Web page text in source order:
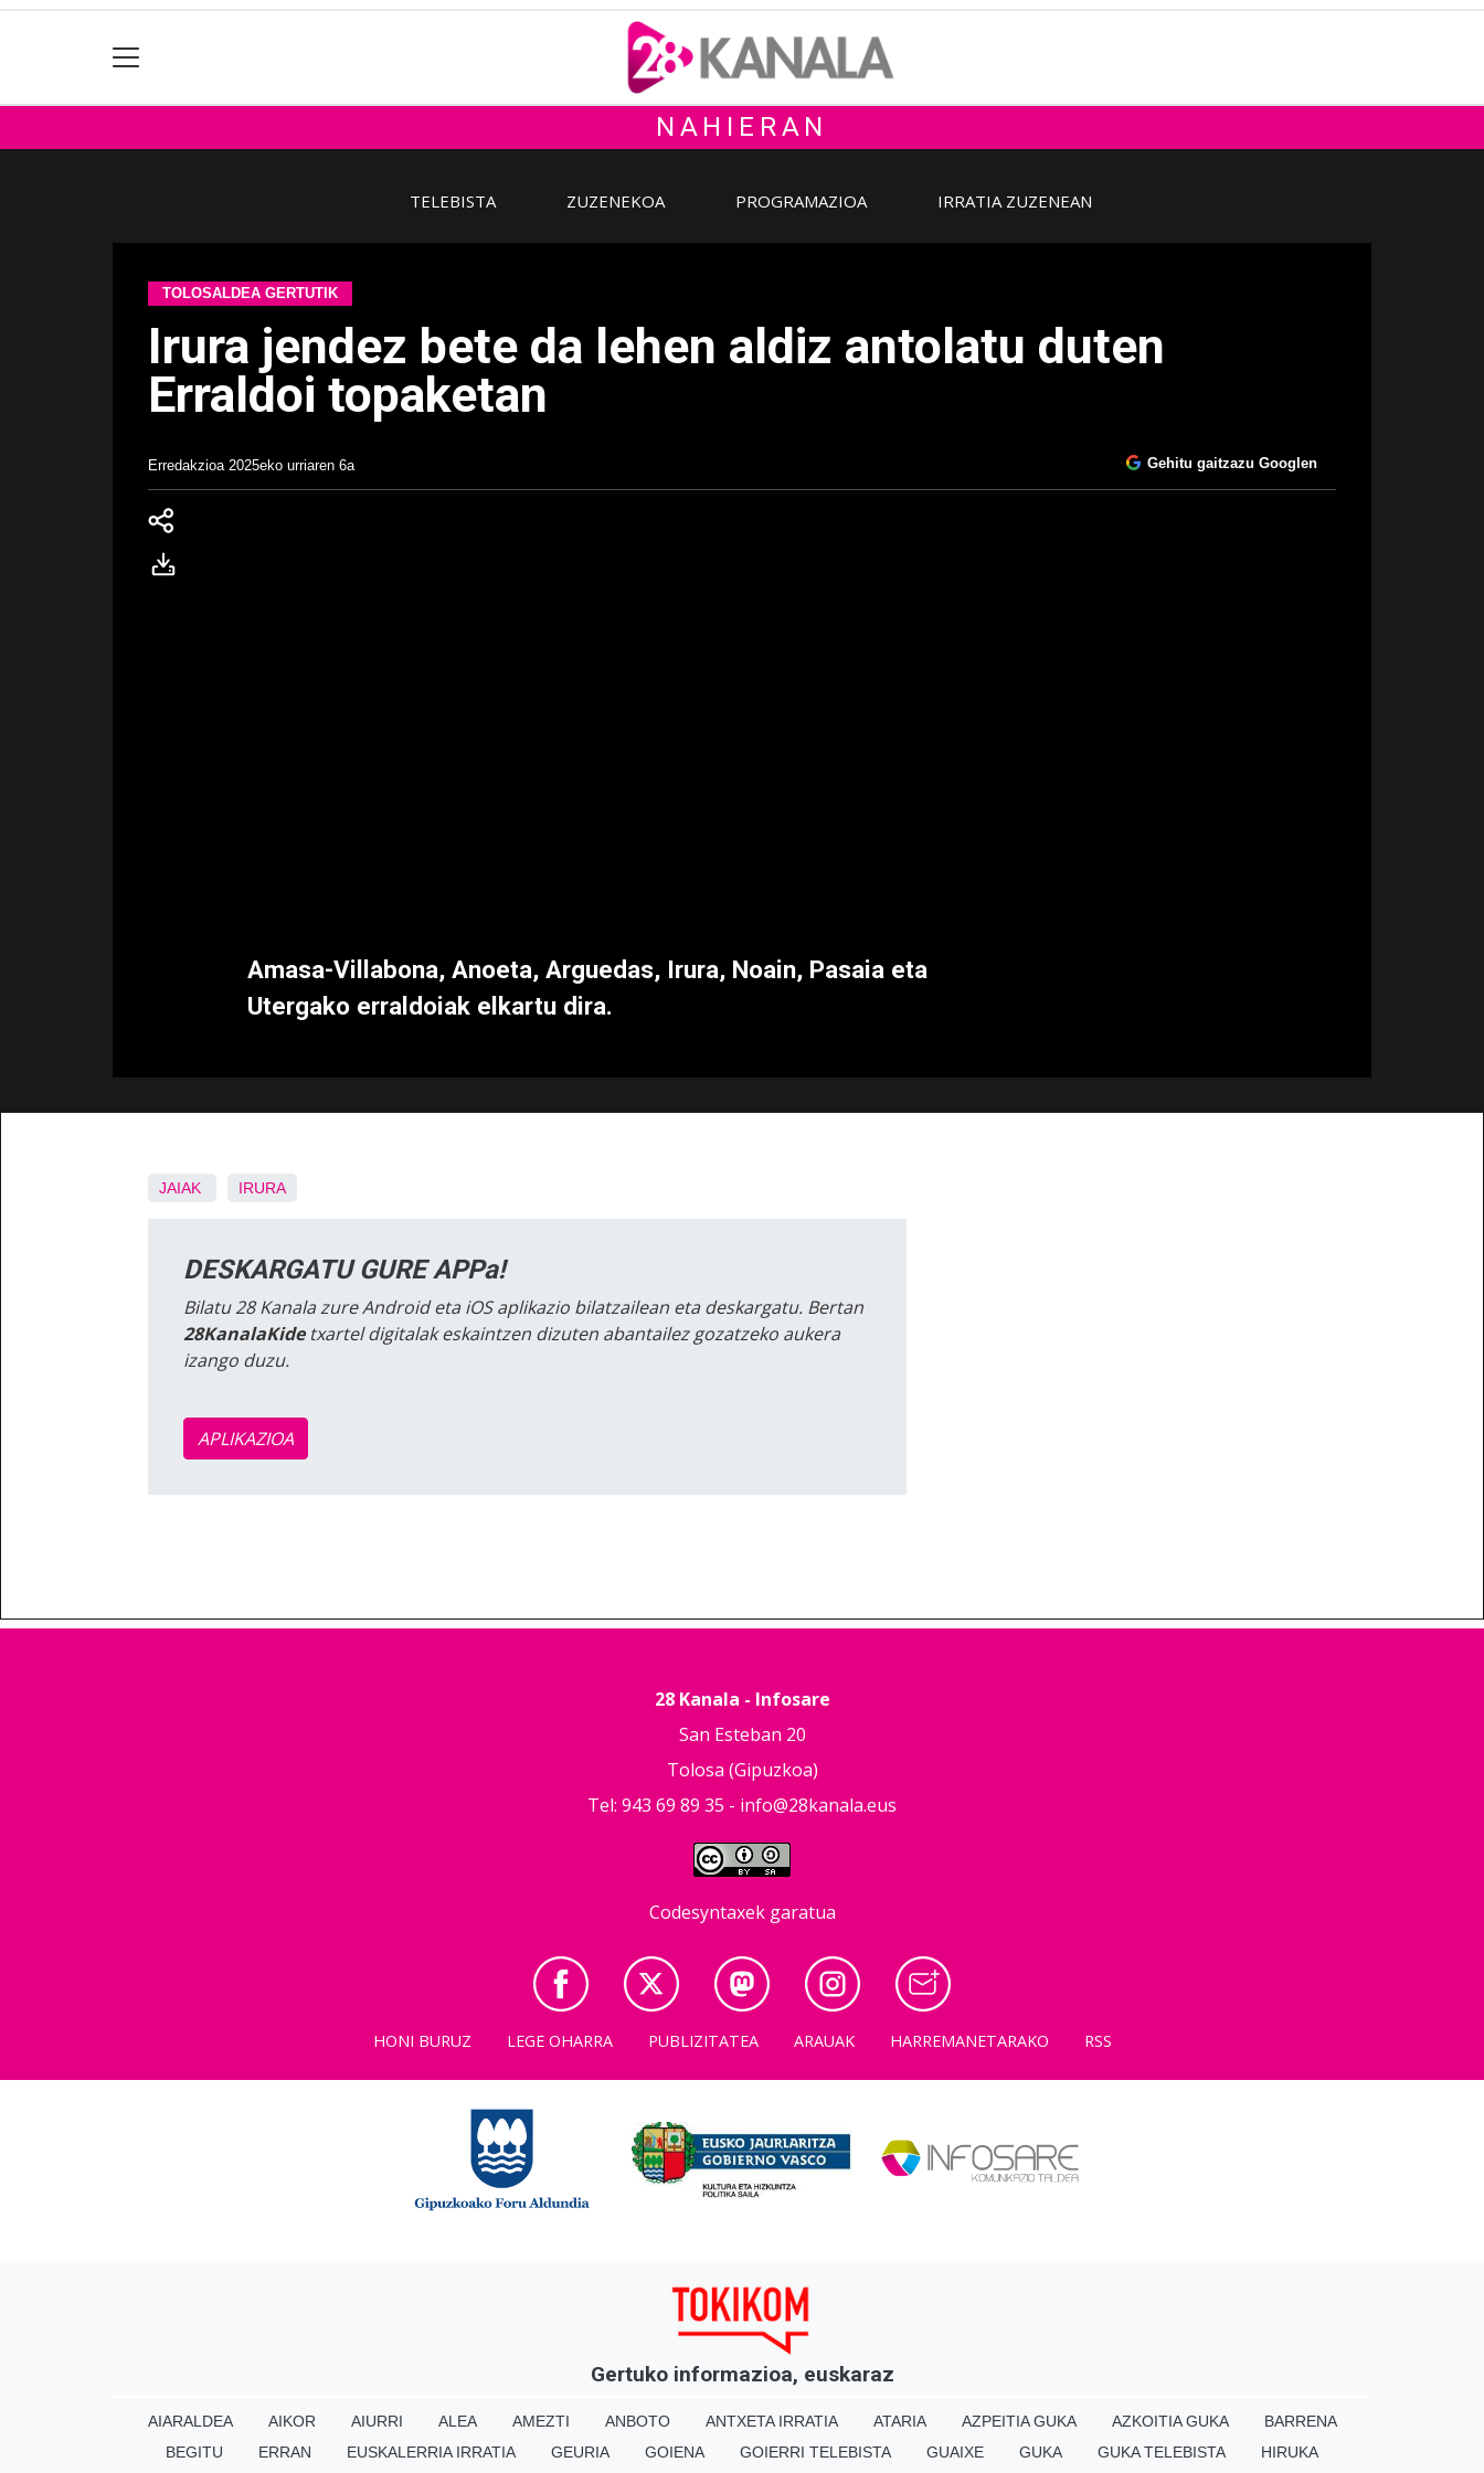
NAHIERAN
TELEBISTA ZUZENEKOA PROGRAMAZIOA IRRATIA ZUZENEAN
TOLOSALDEA GERTUTIK
Irura jendez bete da lehen aldiz antolatu duten
Erraldoi topaketan
Erredakzioa 2025eko urriaren 6a Gehitu gaitzazu Googlen
Amasa-Villabona, Anoeta, Arguedas, Irura, Noain, Pasaia eta
Utergako erraldoiak elkartu dira.
JAIAK IRURA
DESKARGATU GURE APPa!
Bilatu 28 Kanala zure Android eta iOS aplikazio bilatzailean eta deskargatu. Bertan
28KanalaKidetxartel digitalak eskaintzen dizuten abantailez gozatzeko aukera
izango duzu.
APLIKAZIOA
28 Kanala - Infosare
San Esteban 20
Tolosa (Gipuzkoa)
Tel: 943 69 89 35 - info@28kanala.eus
Codesyntaxek garatua
HONI BURUZ LEGE OHARRA PUBLIZITATEA ARAUAK HARREMANETARAKO RSS
Gertuko informazioa, euskaraz
AIARALDEA AIKOR AIURRI ALEA AMEZTI ANBOTO ANTXETA IRRATIA ATARIA AZPEITIA GUKA AZKOITIA GUKA
BARRENA
BEGITU
ERRAN EUSKALERRIA IRRATIA GEURIA GOIENA GOIERRI TELEBISTA GUAIXE GUKA GUKA TELEBISTA HIRUKA